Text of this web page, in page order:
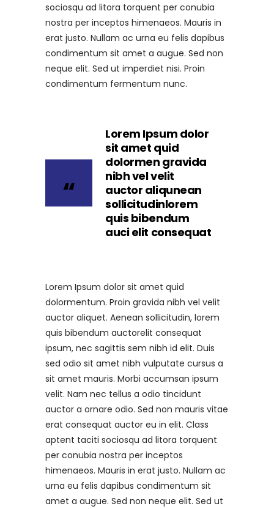
sociosqu ad litora torquent per conubia
nostra per inceptos himenaeos. Mauris in
erat justo. Nullam ac urna eu felis dapibus
condimentum sit amet a augue. Sed non
neque elit. Sed ut imperdiet nisi. Proin
condimentum fermentum nunc.
Lorem Ipsum dolor
sit amet quid
dolormen gravida
nibh vel velit
auctor aliqunean
sollicitudinlorem
quis bibendum
auci elit consequat
Lorem Ipsum dolor sit amet quid
dolormentum. Proin gravida nibh vel velit
auctor aliquet. Aenean sollicitudin, lorem
quis bibendum auctorelit consequat
ipsum, nec sagittis sem nibh id elit. Duis
sed odio sit amet nibh vulputate cursus a
sit amet mauris. Morbi accumsan ipsum
velit. Nam nec tellus a odio tincidunt
auctor a ornare odio. Sed non mauris vitae
erat consequat auctor eu in elit. Class
aptent taciti sociosqu ad litora torquent
per conubia nostra per inceptos
himenaeos. Mauris in erat justo. Nullam ac
urna eu felis dapibus condimentum sit
amet a augue. Sed non neque elit. Sed ut